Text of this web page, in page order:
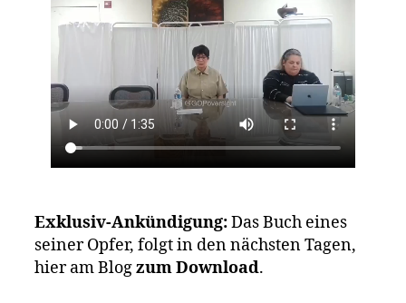
Exklusiv-Ankündigung:Das Buch eines
seiner Opfer, folgt in den nächsten Tagen,
hier am Blogzum Download.